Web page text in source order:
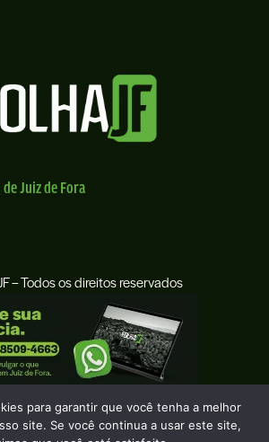
Juiz de Fora
– Todos os direitos reservados
para garantir que você tenha a melhor
site. Se você continua a usar este site,